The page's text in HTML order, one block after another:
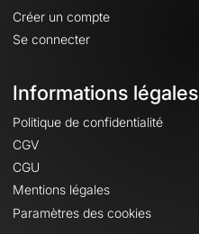
Créer un compte
Se connecter
Informations légales
Politique de confidentialité
CGV
CGU
Mentions légales
Paramètres des cookies